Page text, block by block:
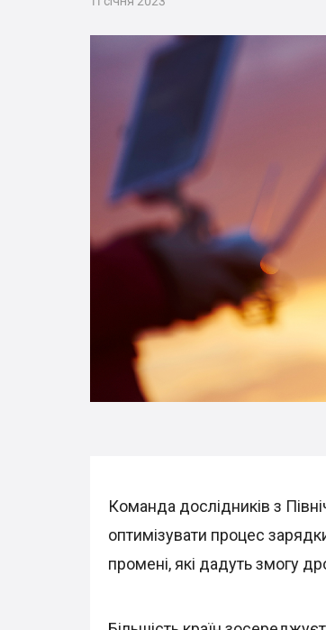
Команда дослідників з
оптимізувати процес
промені, які дадуть змогу